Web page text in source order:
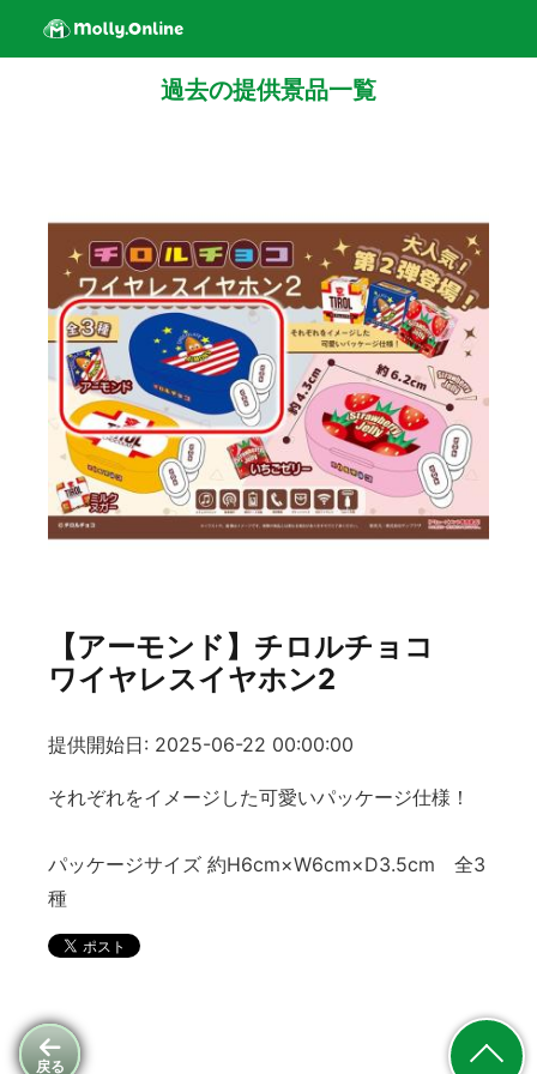
戻る
過去の提供景品一覧
【アーモンド】チロルチョコ
ワイヤレスイヤホン2
提供開始日: 2025-06-22 00:00:00
それぞれをイメージした可愛いパッケージ仕様！
パッケージサイズ 約H6cm×W6cm×D3.5cm 全3
種